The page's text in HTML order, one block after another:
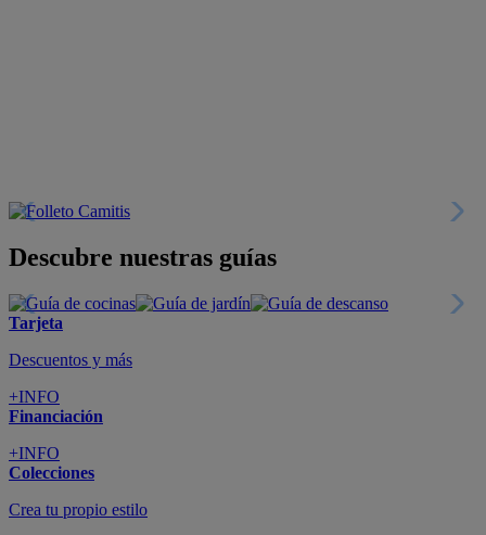
Descubre nuestras guías
Tarjeta
Descuentos y más
+INFO
Financiación
+INFO
Colecciones
Crea tu propio estilo